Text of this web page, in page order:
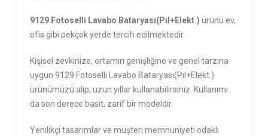
9129 Fotoselli Lavabo Bataryası(Pıl+Elekt.) ürünü ev,
ofis gibi pekçok yerde tercih edilmektedir.
Kişisel zevkinize, ortamın genişliğine ve genel tarzına
uygun 9129 Fotoselli Lavabo Bataryası(Pıl+Elekt.)
ürünümüzü alıp, uzun yıllar kullanabilirsiniz. Kullanımı
da son derece basit, zarif bir modeldir.
Yenilikçi tasarımlar ve müşteri memnuniyeti odaklı